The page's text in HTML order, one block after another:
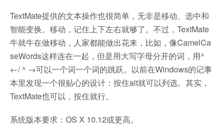
TextMate提供的文本操作也很简单，无非是移动、选中和
智能变换。移动，记住上下左右就够了。不过，TextMate
牛就牛在做移动，人家都能做出花来，比如，像CamelCa
seWords这样连在一起，但是用大写字母分开的词，用^
←/ ^ →可以一个词一个词的跳跃。以前在Windows的记事
本里发现一个很贴心的设计：按住alt就可以列选。其实，
TextMate也可以，按住就行。
系统版本要求：OS X 10.12或更高。